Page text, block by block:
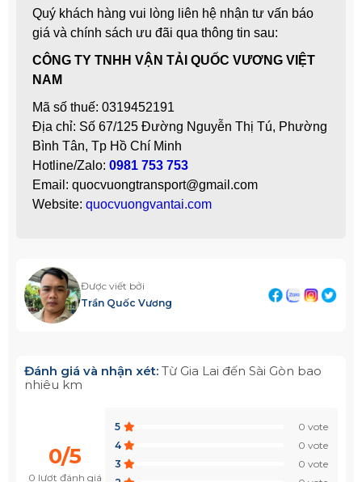
Quý khách hàng vui lòng liên hệ nhận tư vấn báo
giá và chính sách ưu đãi qua thông tin sau:
CÔNG TY TNHH VẬN TẢI QUỐC VƯƠNG VIỆT
NAM
Mã số thuế: 0319452191
Địa chỉ: Số 67/125 Đường Nguyễn Thị Tú, Phường
Bình Tân, Tp Hồ Chí Minh
Hotline/Zalo: 0981 753 753
Email: quocvuongtransport@gmail.com
Website: quocvuongvantai.com
Được viết bởi
Trần Quốc Vương
Đánh giá và nhận xét: Từ Gia Lai đến Sài Gòn bao
nhiêu km
0/5
0 lượt đánh giá
5
0 vote
4
0 vote
3
0 vote